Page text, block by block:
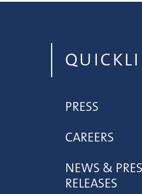
PRESS
CAREERS
NEWS &
RELEASES